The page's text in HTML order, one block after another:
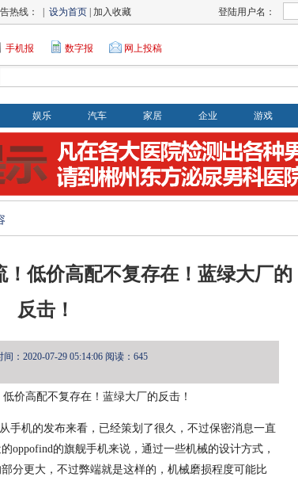
热线： | 设为首页 | 加入收藏 登陆用户名：
手机报 数字报 网上投稿
娱乐 汽车 家居 企业 游戏
！低价高配不复存在！蓝绿大厂的
反击！
间：2020-07-29 05:14:06 阅读：645
手机的发布来看，已经策划了很久，不过保密消息一直
oppofind的旗舰手机来说，通过一些机械的设计方式，
分更大，不过弊端就是这样的，机械磨损程度可能比